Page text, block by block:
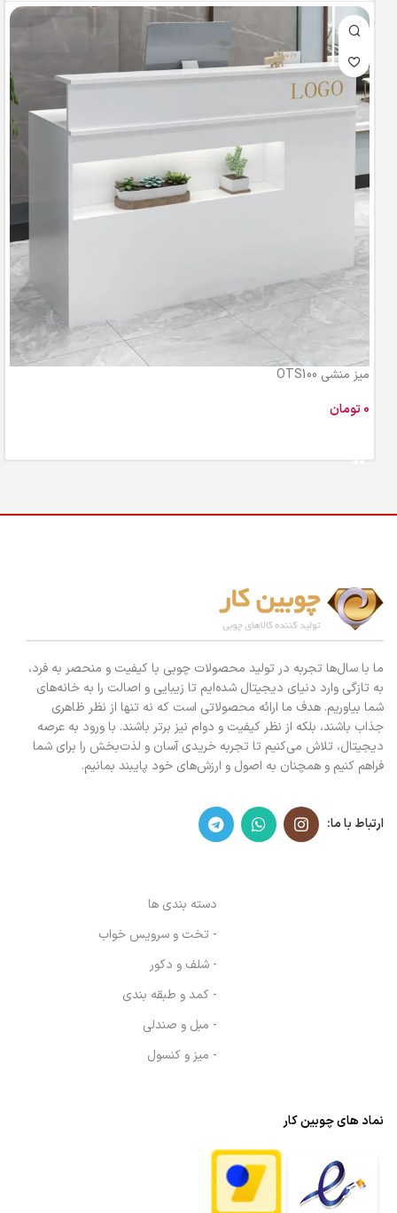
میز منشی OTS100
تومان
ما با سال‌ها تجربه در تولید محصولات چوبی با کیفیت و منحصر به فرد،
به تازگی وارد دنیای دیجیتال شده‌ایم تا زیبایی و اصالت را به خانه‌های
شما بیاوریم. هدف ما ارائه محصولاتی است که نه تنها از نظر ظاهری
جذاب باشند، بلکه از نظر کیفیت و دوام نیز برتر باشند. با ورود به عرصه
دیجیتال، تلاش می‌کنیم تا تجربه خریدی آسان و لذت‌بخش را برای شما
فراهم کنیم و همچنان به اصول و ارزش‌های خود پایبند بمانیم.
ارتباط با ما:
دسته بندی ها
- تخت و سرویس خواب
- شلف و دکور
- کمد و طبقه بندی
- مبل و صندلی
- میز و کنسول
نماد های چوبین کار